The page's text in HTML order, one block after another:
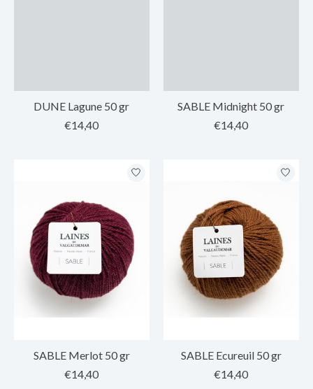
DUNE Lagune 50 gr
€14,40
SABLE Midnight 50 gr
€14,40
SABLE Merlot 50 gr
€14,40
SABLE Ecureuil 50 gr
€14,40